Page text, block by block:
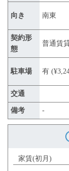
向き 南東
契約形
態
普通賃
駐車場 有
交通
備考 -
家賃(初月)